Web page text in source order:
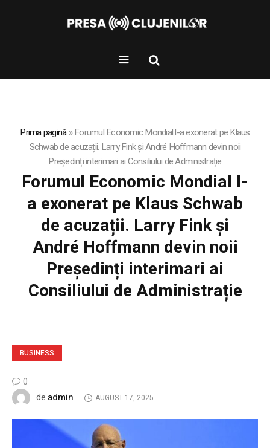
Prima pagină»Forumul Economic Mondial l-a exonerat pe Klaus
Schwab de acuzații. Larry Fink și André Hoffmann devin noii
Președinți interimari ai Consiliului de Administrație
Forumul Economic Mondial l-
a exonerat pe Klaus Schwab
de acuzații. Larry Fink și
André Hoffmann devin noii
Președinți interimari ai
Consiliului de Administrație
BUSINESS
0
de admin AUGUST 17, 2025